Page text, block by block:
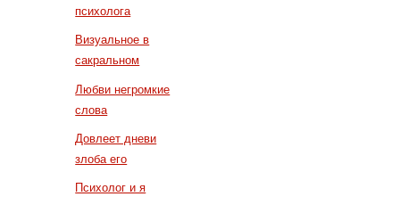
психолога
Визуальное в
сакральном
Любви негромкие
слова
Довлеет дневи
злоба его
Психолог и я